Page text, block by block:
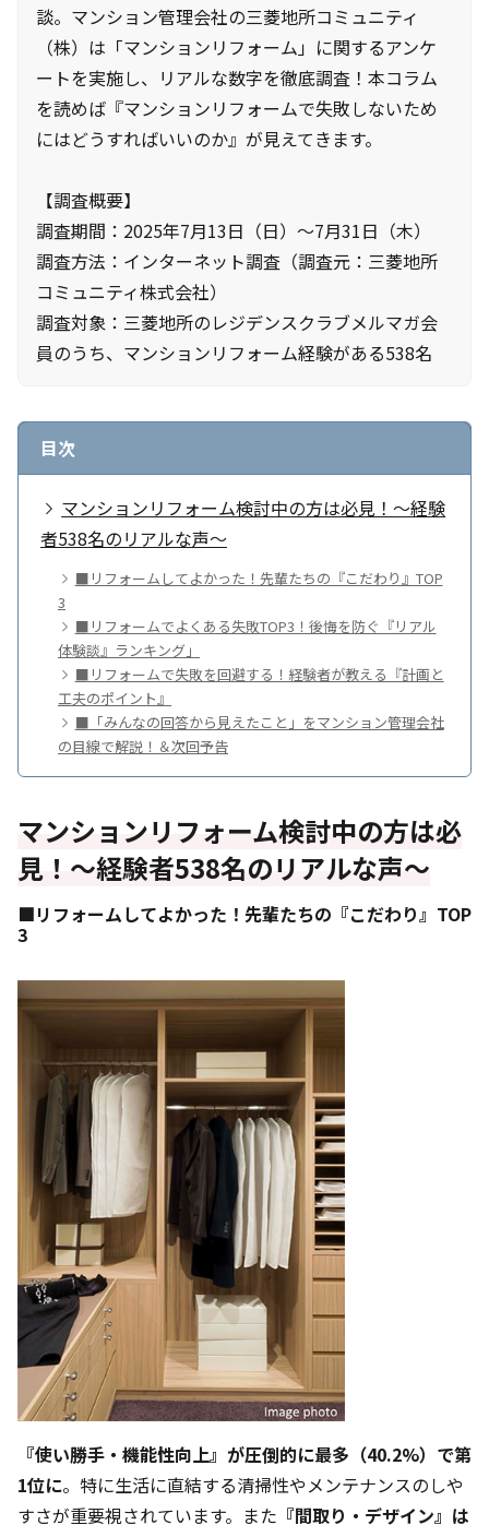
談。マンション管理会社の三菱地所コミュニティ
（株）は「マンションリフォーム」に関するアンケ
ートを実施し、リアルな数字を徹底調査！本コラム
を読めば『マンションリフォームで失敗しないため
にはどうすればいいのか』が見えてきます。
【調査概要】
調査期間：2025年7月13日（日）～7月31日（木）
調査方法：インターネット調査（調査元：三菱地所
コミュニティ株式会社）
調査対象：三菱地所のレジデンスクラブメルマガ会
員のうち、マンションリフォーム経験がある538名
目次
マンションリフォーム検討中の方は必見！～経験
者538名のリアルな声～
■リフォームしてよかった！先輩たちの『こだわり』TOP
3
■リフォームでよくある失敗TOP3！後悔を防ぐ『リアル
体験談』ランキング」
■リフォームで失敗を回避する！経験者が教える『計画と
工夫のポイント』
■「みんなの回答から見えたこと」をマンション管理会社
の目線で解説！＆次回予告
マンションリフォーム検討中の方は必
見！～経験者538名のリアルな声～
■リフォームしてよかった！先輩たちの『こだわり』TOP
3
『使い勝手・機能性向上』が圧倒的に最多（40.2%）で第
1位に。特に生活に直結する清掃性やメンテナンスのしや
すさが重要視されています。また 『間取り・デザイン』は